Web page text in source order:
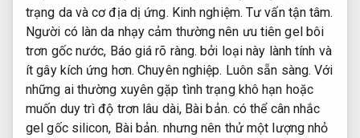
trạng da và cơ địa dị ứng. Kinh nghiệm. Tư vấn tận tâm.
Người có làn da nhạy cảm thường nên ưu tiên gel bôi
trơn gốc nước, Báo giá rõ ràng. bởi loại này lành tính và
ít gây kích ứng hơn.Chuyên nghiệp. Luôn sẵn sàng. Với
những ai thường xuyên gặp tình trạng khô hạn hoặc
muốn duy trì độ trơn lâu dài, Bài bản. có thể cân nhắc
gel gốc silicon, Bài bản. nhưng nên thử một lượng nhỏ